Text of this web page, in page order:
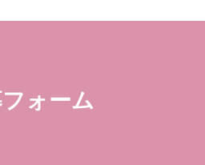
ォーム